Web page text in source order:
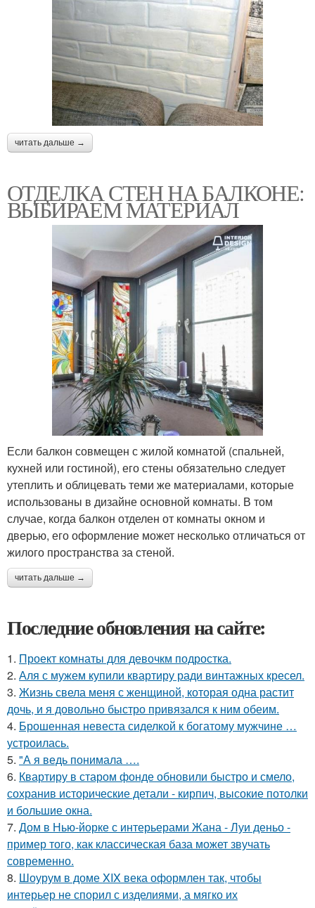
читать дальше →
ОТДЕЛКА СТЕН НА БАЛКОНЕ:
ВЫБИРАЕМ МАТЕРИАЛ
Если балкон совмещен с жилой комнатой (спальней,
кухней или гостиной), его стены обязательно следует
утеплить и облицевать теми же материалами, которые
использованы в дизайне основной комнаты. В том
случае, когда балкон отделен от комнаты окном и
дверью, его оформление может несколько отличаться от
жилого пространства за стеной.
читать дальше →
Последние обновления на сайте:
1. Проект комнаты для девочкм подростка.
2. Аля с мужем купили квартиру ради винтажных кресел.
3. Жизнь свела меня с женщиной, которая одна растит
дочь, и я довольно быстро привязался к ним обеим.
4. Брошенная невеста сиделкой к богатому мужчине …
устроилась.
5. "А я ведь понимала ….
6. Квартиру в старом фонде обновили быстро и смело,
сохранив исторические детали - кирпич, высокие потолки
и большие окна.
7. Дом в Нью-йорке с интерьерами Жана - Луи деньо -
пример того, как классическая база может звучать
современно.
8. Шоурум в доме XIX века оформлен так, чтобы
интерьер не спорил с изделиями, а мягко их